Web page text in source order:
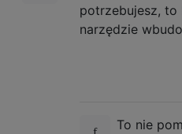
potrzebujesz,
narzędzie
To nie